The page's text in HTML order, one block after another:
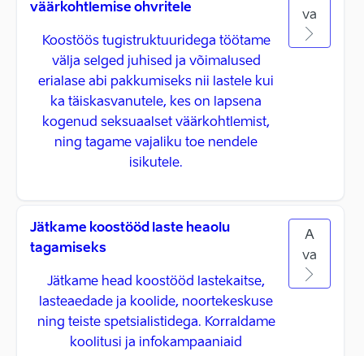
väärkohtlemise ohvritele
Koostöös tugistruktuuridega töötame
välja selged juhised ja võimalused
erialase abi pakkumiseks nii lastele kui
ka täiskasvanutele, kes on lapsena
kogenud seksuaalset väärkohtlemist,
ning tagame vajaliku toe nendele
isikutele.
va
Jätkame koostööd laste heaolu
tagamiseks
Jätkame head koostööd lastekaitse,
lasteaedade ja koolide, noortekeskuse
ning teiste spetsialistidega. Korraldame
koolitusi ja infokampaaniaid
A
va